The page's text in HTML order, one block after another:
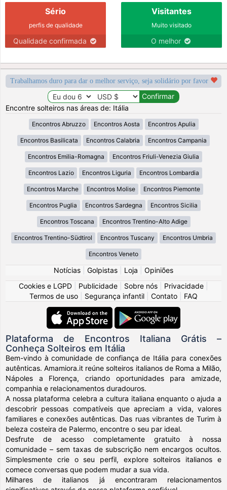
Sério
perfis de qualidade
Qualidade confirmada
Visitantes
Muito visitado
O melhor
Trabalhamos duro para dar o melhor serviço, seja solidário por favor
Encontre solteiros nas áreas de: Itália
Encontros Abruzzo Encontros Aosta Encontros Apulia
Encontros Basilicata Encontros Calabria Encontros Campania
Encontros Emilia-Romagna Encontros Friuli-Venezia Giulia
Encontros Lazio Encontros Liguria Encontros Lombardia
Encontros Marche Encontros Molise Encontros Piemonte
Encontros Puglia Encontros Sardegna Encontros Sicilia
Encontros Toscana Encontros Trentino-Alto Adige
Encontros Trentino-Südtirol Encontros Tuscany Encontros Umbria
Encontros Veneto
Notícias Golpistas Loja
Opiniões
Cookies e LGPD
Publicidade Sobre nós Privacidade
Termos de uso
Segurança infantil Contato FAQ
Plataforma de Encontros Italiana Grátis –
Conheça Solteiros em Itália
Bem-vindo à comunidade de confiança de Itália para conexões
autênticas. Amamiora.it reúne solteiros italianos de Roma a Milão,
Nápoles a Florença, criando oportunidades para amizade,
companhia e relacionamentos duradouros.
A nossa plataforma celebra a cultura italiana enquanto o ajuda a
descobrir pessoas compatíveis que apreciam a vida, valores
familiares e conexões autênticas. Das ruas vibrantes de Turim à
beleza costeira de Palermo, encontre o seu par ideal.
Desfrute de acesso completamente gratuito à nossa
comunidade – sem taxas de subscrição nem encargos ocultos.
Simplesmente crie o seu perfil, explore solteiros italianos e
comece conversas que podem mudar a sua vida.
Milhares de italianos já encontraram relacionamentos